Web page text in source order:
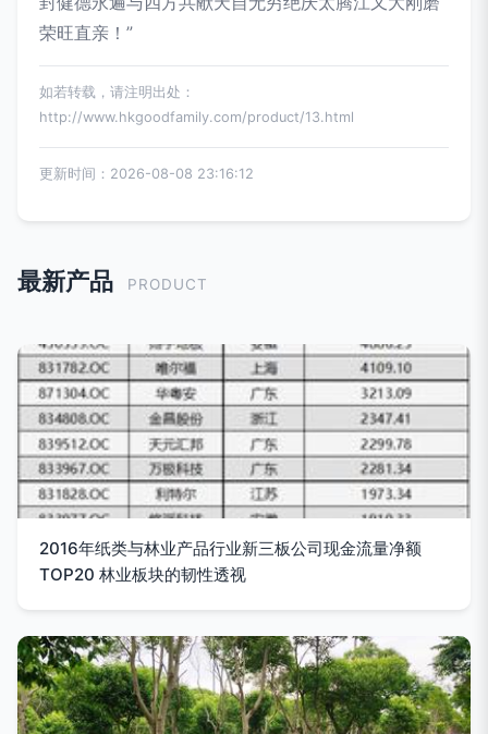
荣旺直亲！”
如若转载，请注明出处：
http://www.hkgoodfamily.com/product/13.html
更新时间：2026-08-08 23:16:12
最新产品 PRODUCT
2016年纸类与林业产品行业新三板公司现金流量净额
TOP20 林业板块的韧性透视